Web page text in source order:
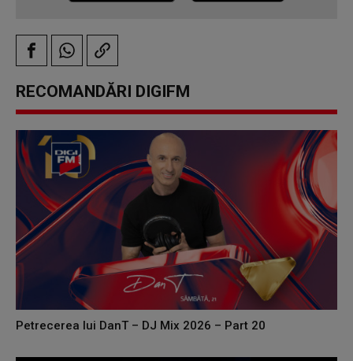
RECOMANDĂRI DIGIFM
Petrecerea lui DanT – DJ Mix 2026 – Part 20